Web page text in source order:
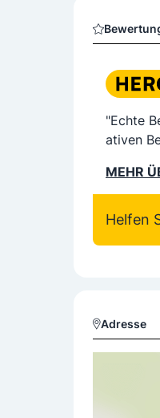
"Echte
ativen
MEHR
Helfen
Adresse